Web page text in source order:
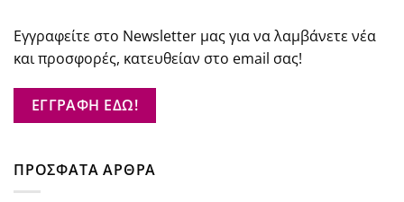
Εγγραφείτε στο Newsletter μας για να λαμβάνετε νέα
και προσφορές, κατευθείαν στο email σας!
ΕΓΓΡΑΦΗ ΕΔΩ!
ΠΡΟΣΦΑΤΑ ΑΡΘΡΑ